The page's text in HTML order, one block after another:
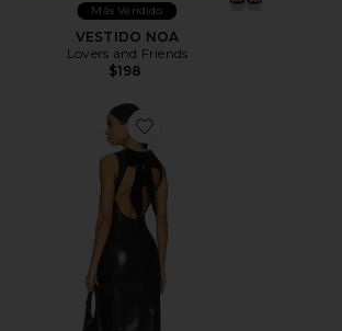
Más Vendido
VESTIDO NOA
Lovers and Friends
$198
Favorite VESTIDO MIDI WYNELL